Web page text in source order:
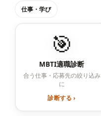
仕事・学び
🎯
MBTI適職診断
合う仕事・応募先の絞り込み
に
診断する ›